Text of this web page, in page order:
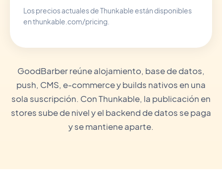
Los precios actuales de Thunkable están disponibles
en thunkable.com/pricing.
GoodBarber reúne alojamiento, base de datos,
push, CMS, e-commerce y builds nativos en una
sola suscripción. Con Thunkable, la publicación en
stores sube de nivel y el backend de datos se paga
y se mantiene aparte.